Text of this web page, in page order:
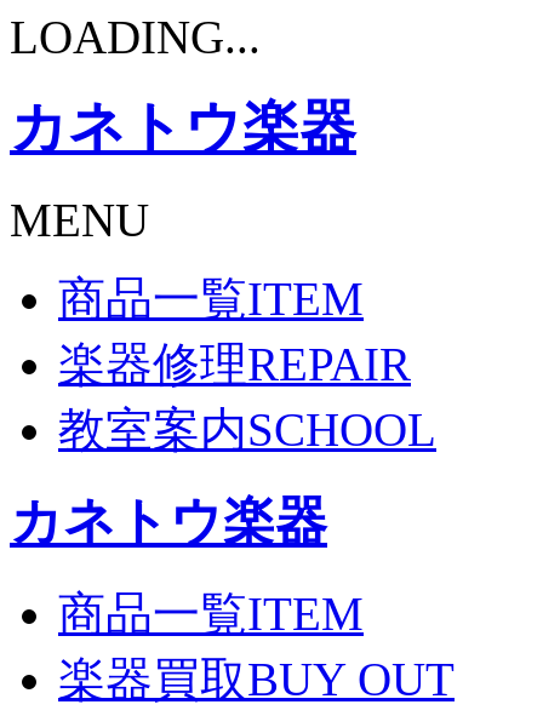
LOADING...
カネトウ楽器
MENU
商品一覧ITEM
楽器修理REPAIR
教室案内SCHOOL
カネトウ楽器
商品一覧ITEM
楽器買取BUY OUT